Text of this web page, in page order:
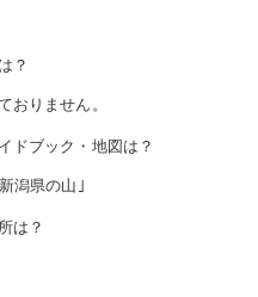
？
おりません。
ドブック・地図は？
潟県の山｣
は？